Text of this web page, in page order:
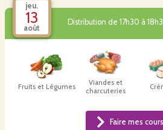
jeu.
13
août
Distribution de 17h30 à
Fruits et Légumes
Viandes et
charcuteries
Faire mes